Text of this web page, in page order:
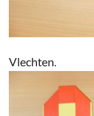
Vlechten.